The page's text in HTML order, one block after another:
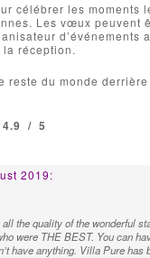
célébrer les
Les vœux peuvent
d’événements
réception.
reste du monde derrière
4.9 / 5
2019:
the quality of the wonderful
were THE BEST. You can
have anything. Villa Pure